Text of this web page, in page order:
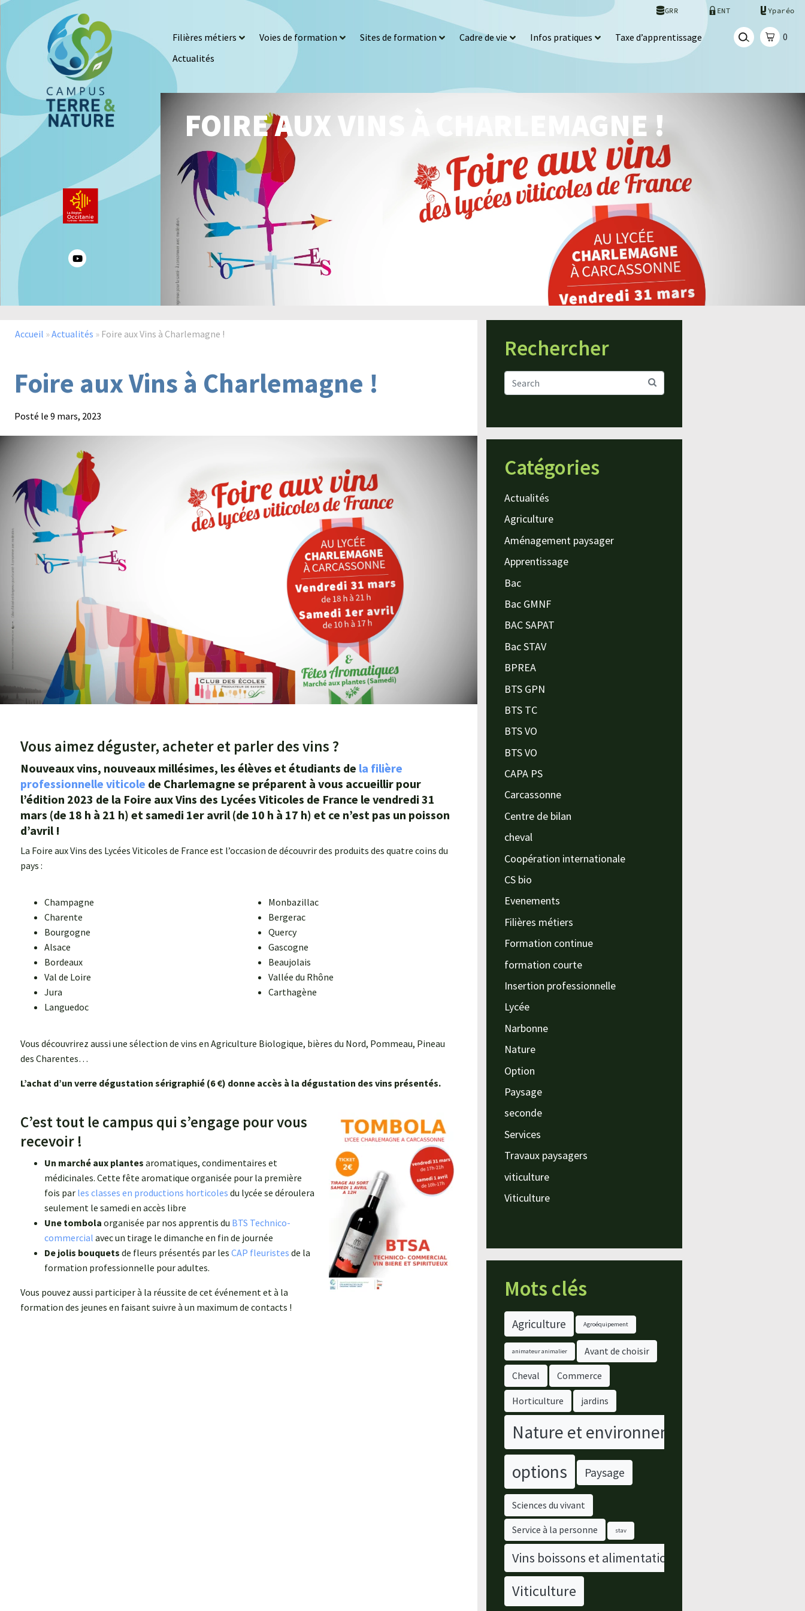
GRR ENT Yparéo
Filières métiers Voies de formation Sites de formation Cadre de vie Infos pratiques
Taxe d’apprentissage
Actualités
0
FOIRE AUX VINS À CHARLEMAGNE !
Accueil »Actualités » Foire aux Vins à Charlemagne !
Foire aux Vins à Charlemagne !
Posté le 9 mars, 2023
Vous aimez déguster, acheter et parler des vins ?
Nouveaux vins, nouveaux millésimes, les élèves et étudiants de la filière
professionnelle viticole de Charlemagne se préparent à vous accueillir pour
l’édition 2023 de la Foire aux Vins des Lycées Viticoles de France le vendredi 31
mars (de 18 h à 21 h) et samedi 1er avril (de 10 h à 17 h) et ce n’est pas un poisson
d’avril !
La Foire aux Vins des Lycées Viticoles de France est l’occasion de découvrir des produits des quatre coins du
pays :
Champagne
Charente
Bourgogne
Alsace
Bordeaux
Val de Loire
Jura
Languedoc
Monbazillac
Bergerac
Quercy
Gascogne
Beaujolais
Vallée du Rhône
Carthagène
Vous découvrirez aussi une sélection de vins en Agriculture Biologique, bières du Nord, Pommeau, Pineau
des Charentes…
L’achat d’un verre dégustation sérigraphié (6 €) donne accès à la dégustation des vins présentés.
C’est tout le campus qui s’engage pour vous
recevoir !
Un marché aux plantes aromatiques, condimentaires et
médicinales. Cette fête aromatique organisée pour la première
fois par les classes en productions horticoles du lycée se déroulera
seulement le samedi en accès libre
Une tombola organisée par nos apprentis du BTS Technico-
commercial avec un tirage le dimanche en fin de journée
De jolis bouquets de fleurs présentés par les CAP fleuristes de la
formation professionnelle pour adultes.
Vous pouvez aussi participer à la réussite de cet événement et à la
formation des jeunes en faisant suivre à un maximum de contacts !
Rechercher
Catégories
Actualités
Agriculture
Aménagement paysager
Apprentissage
Bac
Bac GMNF
BAC SAPAT
Bac STAV
BPREA
BTS GPN
BTS TC
BTS VO
BTS VO
CAPA PS
Carcassonne
Centre de bilan
cheval
Coopération internationale
CS bio
Evenements
Filières métiers
Formation continue
formation courte
Insertion professionnelle
Lycée
Narbonne
Nature
Option
Paysage
seconde
Services
Travaux paysagers
viticulture
Viticulture
Mots clés
Agriculture Agroéquipement
animateur animalier Avant de choisir
Cheval Commerce
Horticulture jardins
Nature et environnement
options
Paysage
Sciences du vivant
Service à la personne stav
Vins boissons et alimentation
Viticulture